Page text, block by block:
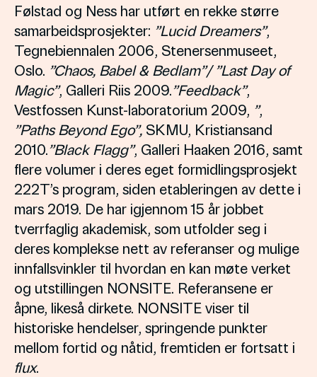
Følstad og Ness har utført en rekke større
samarbeidsprosjekter: ”Lucid Dreamers”,
Tegnebiennalen 2006, Stenersenmuseet,
Oslo. ”Chaos, Babel & Bedlam”/ ”Last Day of
Magic”, Galleri Riis 2009.”Feedback”,
Vestfossen Kunst-laboratorium 2009, ”,
”Paths Beyond Ego”, SKMU, Kristiansand
2010.”Black Flagg”, Galleri Haaken 2016, samt
flere volumer i deres eget formidlingsprosjekt
222T’s program, siden etableringen av dette i
mars 2019. De har igjennom 15 år jobbet
tverrfaglig akademisk, som utfolder seg i
deres komplekse nett av referanser og mulige
innfallsvinkler til hvordan en kan møte verket
og utstillingen NONSITE. Referansene er
åpne, likeså dirkete. NONSITE viser til
historiske hendelser, springende punkter
mellom fortid og nåtid, fremtiden er fortsatt i
flux.